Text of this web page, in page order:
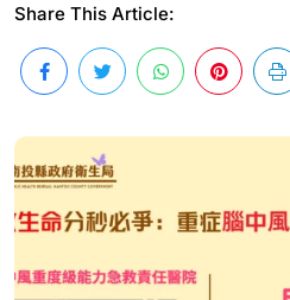
Share This Article: